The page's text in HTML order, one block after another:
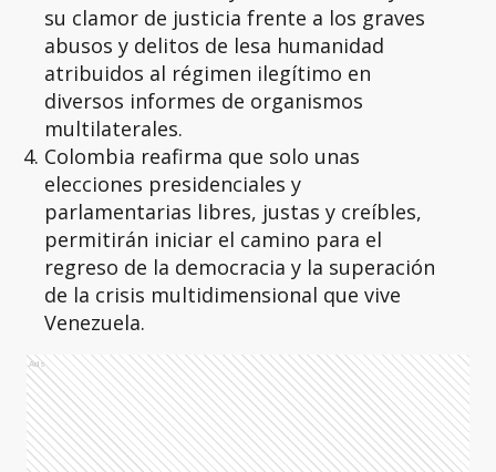
su clamor de justicia frente a los graves
abusos y delitos de lesa humanidad
atribuidos al régimen ilegítimo en
diversos informes de organismos
multilaterales.
Colombia reafirma que solo unas
elecciones presidenciales y
parlamentarias libres, justas y creíbles,
permitirán iniciar el camino para el
regreso de la democracia y la superación
de la crisis multidimensional que vive
Venezuela.
Ads